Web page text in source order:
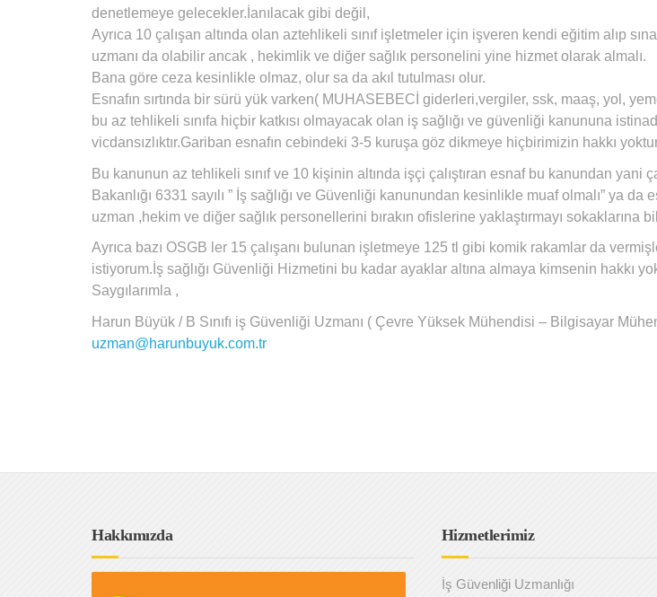
denetlemeye gelecekler.İanılacak gibi değil,
Ayrıca 10 çalışan altında olan aztehlikeli sınıf işletmeler için işveren kendi eğitim alıp
uzmanı da olabilir ancak , hekimlik ve diğer sağlık personelini yine hizmet olarak almalı.
Bana göre ceza kesinlikle olmaz, olur sa da akıl tutulması olur.
Esnafın sırtında bir sürü yük varken( MUHASEBECİ giderleri,vergiler, ssk, maaş, yol,
bu az tehlikeli sınıfa hiçbir katkısı olmayacak olan iş sağlığı ve güvenliği kanununa
vicdansızlıktır.Gariban esnafın cebindeki 3-5 kuruşa göz dikmeye hiçbirimizin hakkı
Bu kanunun az tehlikeli sınıf ve 10 kişinin altında işçi çalıştıran esnaf bu kanundan yani
Bakanlığı 6331 sayılı ” İş sağlığı ve Güvenliği kanunundan kesinlikle muaf olmalı” ya
uzman ,hekim ve diğer sağlık personellerini bırakın ofislerine yaklaştırmayı sokaklarına
Ayrıca bazı OSGB ler 15 çalışanı bulunan işletmeye 125 tl gibi komik rakamlar da
istiyorum.İş sağlığı Güvenliği Hizmetini bu kadar ayaklar altına almaya kimsenin hakkı
Saygılarımla ,
Harun Büyük / B Sınıfı iş Güvenliği Uzmanı ( Çevre Yüksek Mühendisi – Bilgisayar
uzman@harunbuyuk.com.tr
Hakkımızda Hizmetlerimiz
İş Güvenliği Uzmanlığı